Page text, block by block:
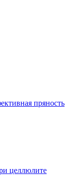
пряность
целлюлите